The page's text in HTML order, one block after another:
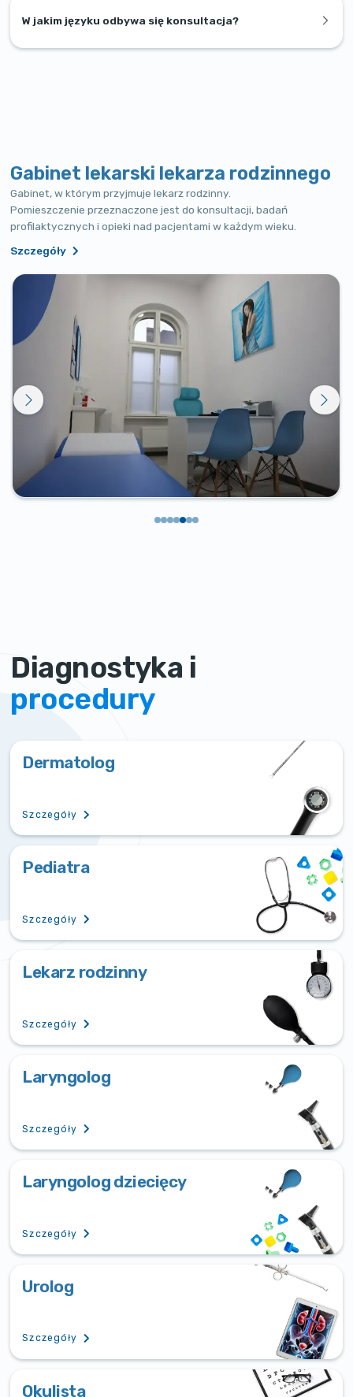
W jakim języku odbywa się konsultacja?
Gabinet lekarski lekarza rodzinnego
Gabinet, w którym przyjmuje lekarz rodzinny.
Pomieszczenie przeznaczone jest do konsultacji, badań
profilaktycznych i opieki nad pacjentami w każdym wieku.
Szczegóły
Diagnostyka i
procedury
Dermatolog
Szczegóły
Pediatra
Szczegóły
Lekarz rodzinny
Szczegóły
Laryngolog
Szczegóły
Laryngolog dziecięcy
Szczegóły
Urolog
Szczegóły
Okulista